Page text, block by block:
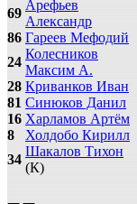
69
Арефьев
Александр
86 Гареев Мефодий
24
Колесников
Максим А.
28 Криванков Иван
81 Синюков Данил
16 Харламов Артём
8
Холдобо Кирилл
34
Шакалов Тихон
(К)